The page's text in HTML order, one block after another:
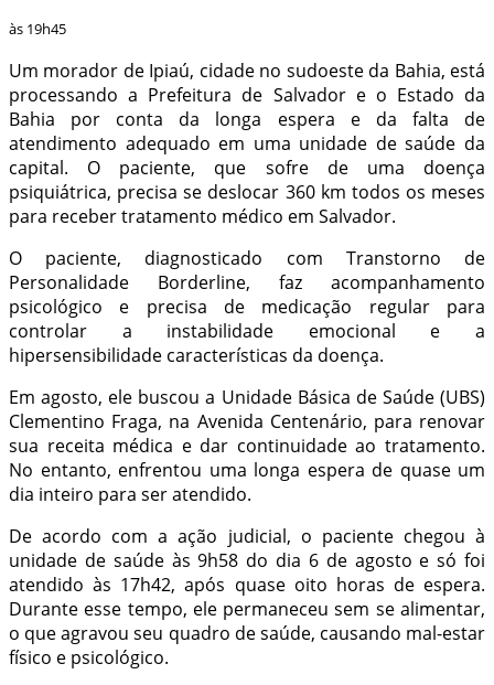
às 19h45
Um morador de Ipiaú, cidade no sudoeste da Bahia, está
processando a Prefeitura de Salvador e o Estado da
Bahia por conta da longa espera e da falta de
atendimento adequado em uma unidade de saúde da
capital. O paciente, que sofre de uma doença
psiquiátrica, precisa se deslocar 360 km todos os meses
para receber tratamento médico em Salvador.
O paciente, diagnosticado com Transtorno de
Personalidade Borderline, faz acompanhamento
psicológico e precisa de medicação regular para
controlar a instabilidade emocional e a
hipersensibilidade características da doença.
Em agosto, ele buscou a Unidade Básica de Saúde (UBS)
Clementino Fraga, na Avenida Centenário, para renovar
sua receita médica e dar continuidade ao tratamento.
No entanto, enfrentou uma longa espera de quase um
dia inteiro para ser atendido.
De acordo com a ação judicial, o paciente chegou à
unidade de saúde às 9h58 do dia 6 de agosto e só foi
atendido às 17h42, após quase oito horas de espera.
Durante esse tempo, ele permaneceu sem se alimentar,
o que agravou seu quadro de saúde, causando mal-estar
físico e psicológico.